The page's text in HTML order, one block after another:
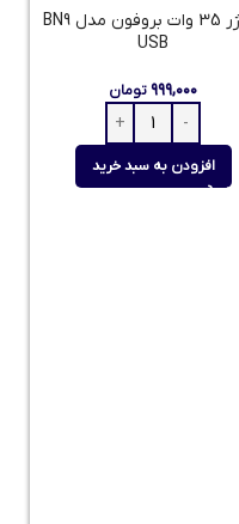
شارژر 35 وات بروفون مدل BN9
USB
۹۹۹,۰۰۰تومان
افزودن به سبد خرید